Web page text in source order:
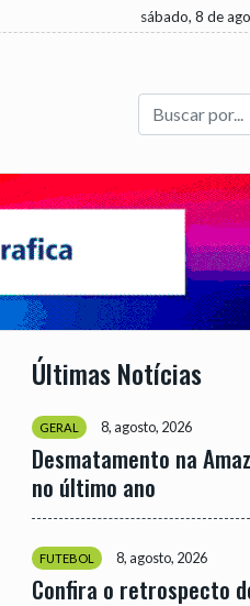
sábado, 8 de
Buscar
Últimas Notícias
GERAL 8, agosto, 2026
Desmatamento na
no último ano
FUTEBOL 8, agosto, 2026
Confira o retrospecto